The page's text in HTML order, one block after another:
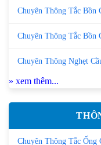
Chuyên Thông Tắc Bồn
Chuyên Thông Tắc Bồn
Chuyên Thông Nghẹt
» xem thêm...
Chuyên Thông Tắc Ống